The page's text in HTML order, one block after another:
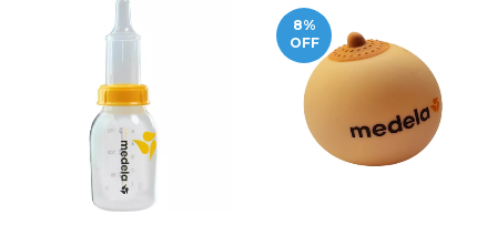
8%
OFF